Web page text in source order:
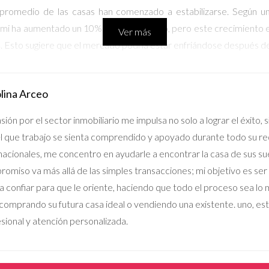
de las casas han comenzado a estabilizarse. Según
ha aumentado un 10% en el último año, pero este
sugiere que el mercado podría estar enfriándose después
mercado inmobiliario en Miami. Entre ellos se incluyen:
aumentado recientemente, lo que puede desalentar a algunos
población más joven está impulsando la demanda por viviendas
siendo un motor clave para el mercado, aunque ha
reales, exploraremos tres estudios de caso que reflejan
Ver más
Arceo
por el sector inmobiliario me impulsa no solo a lograr el éxito,
que trabajo se sienta comprendido y apoyado durante todo su
me concentro en ayudarle a encontrar la casa de sus
va más allá de las simples transacciones; mi objetivo es
confiar para que le oriente, haciendo que todo el proceso sea lo
su futura casa ideal o vendiendo una existente. uno,
y atención personalizada.